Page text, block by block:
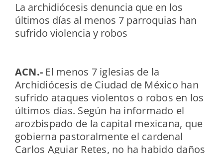
La archidiócesis denuncia que en los
últimos días al menos 7 parroquias han
sufrido violencia y robos
ACN.- El menos 7 iglesias de la
Archidiócesis de Ciudad de México han
sufrido ataques violentos o robos en los
últimos días. Según ha informado el
arozbispado de la capital mexicana, que
gobierna pastoralmente el cardenal
Carlos Aguiar Retes, no ha habido daños